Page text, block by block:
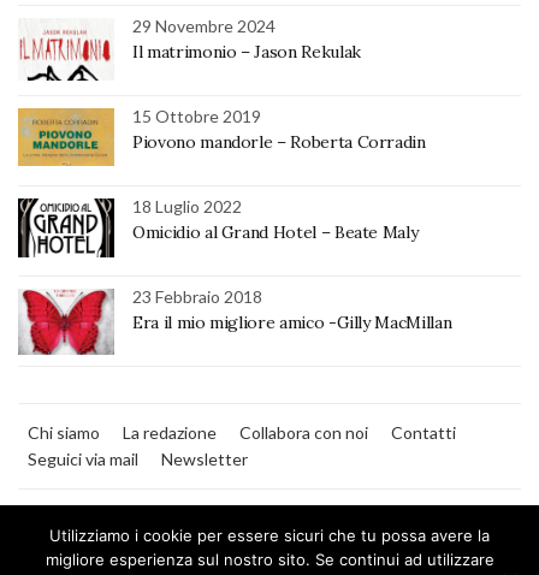
29 Novembre 2024
Il matrimonio – Jason Rekulak
15 Ottobre 2019
Piovono mandorle – Roberta Corradin
18 Luglio 2022
Omicidio al Grand Hotel – Beate Maly
23 Febbraio 2018
Era il mio migliore amico -Gilly MacMillan
Chi siamo La redazione Collabora con noi
Contatti
Seguici via mail
Newsletter
Utilizziamo i cookie per essere sicuri che tu possa avere la
migliore esperienza sul nostro sito. Se continui ad utilizzare